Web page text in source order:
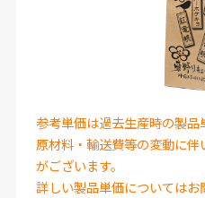
参考単価は過去生産時の製品
原材料・輸送費等の変動に
がございます。
詳しい製品単価についてはお